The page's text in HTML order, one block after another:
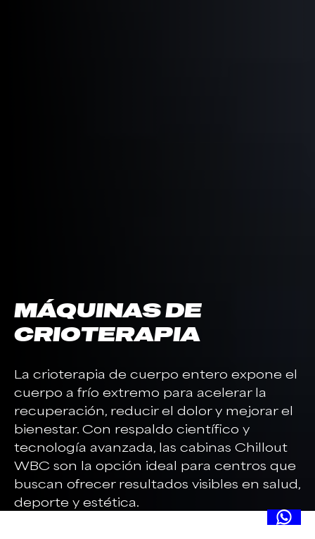
MÁQUINAS DE
CRIOTERAPIA
La crioterapia de cuerpo entero expone el
cuerpo a frío extremo para acelerar la
recuperación, reducir el dolor y mejorar el
bienestar. Con respaldo científico y
tecnología avanzada, las cabinas Chillout
WBC son la opción ideal para centros que
buscan ofrecer resultados visibles en salud,
deporte y estética.